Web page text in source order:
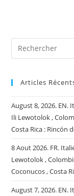
Articles
August 8, 2026. EN.
Ili Lewotolok ,
Costa Rica : Rincón
8 Aout 2026. FR.
Lewotolok ,
Coconucos , Costa
August 7, 2026. EN.